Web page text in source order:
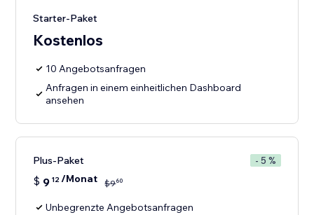
Starter-Paket
Kostenlos
10 Angebotsanfragen
Anfragen in einem einheitlichen Dashboard
ansehen
Plus-Paket - 5 %
$ 9 12/Monat $960
Unbegrenzte Angebotsanfragen